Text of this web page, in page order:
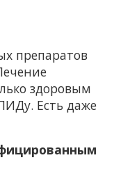
препаратов
здоровым
Есть даже